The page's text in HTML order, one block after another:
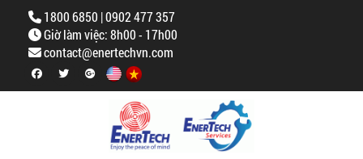
1800 6850 | 0902 477 357
Giờ làm việc: 8h00 - 17h00
contact@enertechvn.com